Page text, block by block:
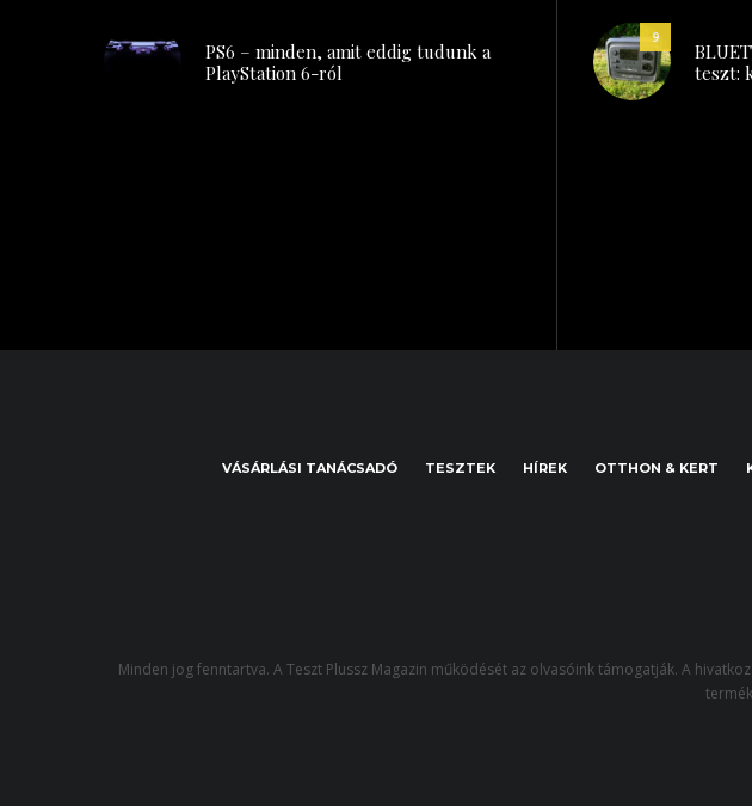
PS6 – minden, amit eddig tudunk a
PlayStation 6-ról
9
teszt:
VÁSÁRLÁSI TANÁCSADÓ TESZTEK HÍREK OTTHON & KERT
Minden jog fenntartva. A Teszt Plussz Magazin működését az olvasóink támogatják. A